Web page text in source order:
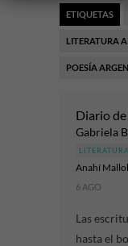
ETIQUETAS
LITERATURA
POESÍA
Diario
Gabriela
Anahí Mallol
6 AGO
Las
hasta el